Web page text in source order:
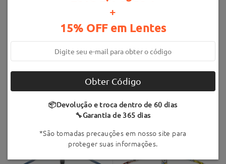
Armações Semelhantes
R$559,90 G05838
+
15% OFF em Lentes
Obter Código
📦Devolução e troca dentro de 60 dias
🔧Garantia de 365 dias
*São tomadas precauções em nosso site para
proteger suas informações.